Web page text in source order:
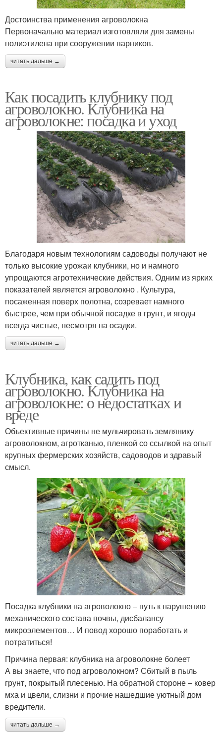
Достоинства применения агроволокна
Первоначально материал изготовляли для замены
полиэтилена при сооружении парников.
читать дальше →
Как посадить клубнику под
агроволокно. Клубника на
агроволокне: посадка и уход
Благодаря новым технологиям садоводы получают не
только высокие урожаи клубники, но и намного
упрощаются агротехнические действия. Одним из ярких
показателей является агроволокно . Культура,
посаженная поверх полотна, созревает намного
быстрее, чем при обычной посадке в грунт, и ягоды
всегда чистые, несмотря на осадки.
читать дальше →
Клубника, как садить под
агроволокно. Клубника на
агроволокне: о недостатках и
вреде
Объективные причины не мульчировать землянику
агроволокном, агротканью, пленкой со ссылкой на опыт
крупных фермерских хозяйств, садоводов и здравый
смысл.
Посадка клубники на агроволокно – путь к нарушению
механического состава почвы, дисбалансу
микроэлементов… И повод хорошо поработать и
потратиться!
Причина первая: клубника на агроволокне болеет
А вы знаете, что под агроволокном? Сбитый в пыль
грунт, покрытый плесенью. На обратной стороне – ковер
мха и цвели, слизни и прочие нашедшие уютный дом
вредители.
читать дальше →